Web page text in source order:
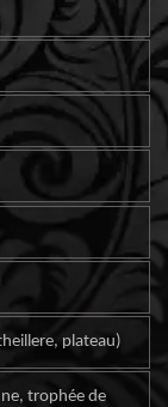
plateau)
trophée de